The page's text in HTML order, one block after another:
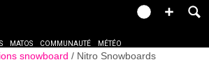
MATOS COMMUNAUTÉ MÉTÉO
snowboard Nitro Snowboards